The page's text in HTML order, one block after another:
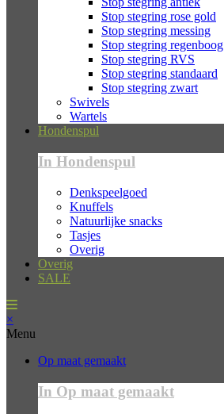
Stop stegring rose gold
Stop stegring messing
Stop stegring regenboog
Stop stegring RVS
Stop stegring standaard
Stop stegring zwart
Swivels
Wartels
Hondenspul
In Hondenspul
Denkspeelgoed
Knuffels
Natuurlijke snacks
Tasjes
Overig
Overig
SALE
×
Menu
Op maat gemaakt
In Op maat gemaakt